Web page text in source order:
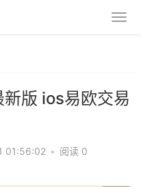
版 ios易欧交易
01:56:02 • 阅读 0